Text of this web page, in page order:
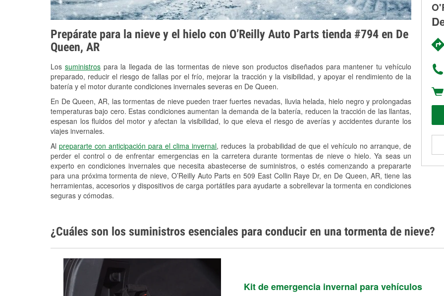
Prepárate para la nieve y el hielo con O’Reilly Auto Parts tienda #794 en De
Queen, AR
Los suministrospara la llegada de las tormentas de nieve son productos diseñados para mantener tu vehículo
preparado, reducir el riesgo de fallas por el frío, mejorar la tracción y la visibilidad, y apoyar el rendimiento de la
batería y el motor durante condiciones invernales severas en De Queen.
En De Queen, AR, las tormentas de nieve pueden traer fuertes nevadas, lluvia helada, hielo negro y prolongadas
temperaturas bajo cero. Estas condiciones aumentan la demanda de la batería, reducen la tracción de las llantas,
espesan los fluidos del motor y afectan la visibilidad, lo que eleva el riesgo de averías y accidentes durante los
viajes invernales.
Alprepararte con anticipación para el clima invernal, reduces la probabilidad de que el vehículo no arranque, de
perder el control o de enfrentar emergencias en la carretera durante tormentas de nieve o hielo. Ya seas un
experto en condiciones invernales que necesita abastecerse de suministros, o estés comenzando a prepararte
para una próxima tormenta de nieve, O’Reilly Auto Parts en 509 East Collin Raye Dr, en De Queen, AR, tiene las
herramientas, accesorios y dispositivos de carga portátiles para ayudarte a sobrellevar la tormenta en condiciones
seguras y cómodas.
¿Cuáles son los suministros esenciales para conducir en una tormenta de nieve?
Kit de emergencia invernal para vehículos